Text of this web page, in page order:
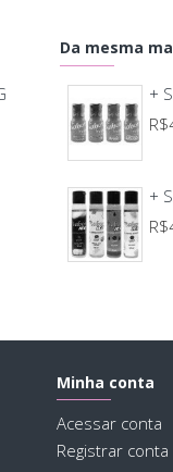
Da mesma
Minha conta
Acessar conta
Registrar conta